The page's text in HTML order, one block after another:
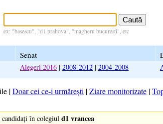
ex: "basescu", "d1 prahova", "magheru bucuresti", etc
Senat
Alegeri 2016 | 2008-2012 | 2004-2008
|Doar cei ce-i urmărești |Ziare monitorizate |
în colegiul d1 vrancea